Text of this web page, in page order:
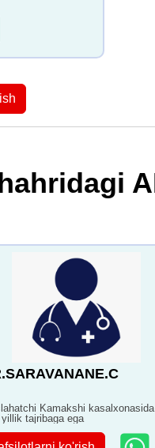
Kamakshi kasalxonasida
tajribaga ega